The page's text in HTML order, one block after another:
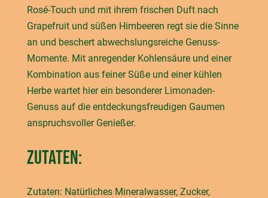
Rosé-Touch und mit ihrem frischen Duft nach
Grapefruit und süßen Himbeeren regt sie die Sinne
an und beschert abwechslungsreiche Genuss-
Momente. Mit anregender Kohlensäure und einer
Kombination aus feiner Süße und einer kühlen
Herbe wartet hier ein besonderer Limonaden-
Genuss auf die entdeckungsfreudigen Gaumen
anspruchsvoller Genießer.
Zutaten:
Zutaten: Natürliches Mineralwasser, Zucker,